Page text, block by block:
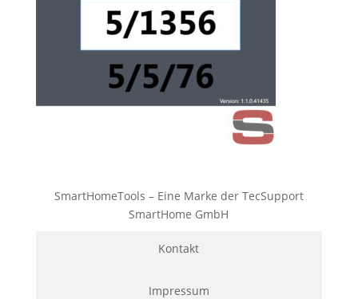
SmartHomeTools – Eine Marke der TecSupport
SmartHome GmbH
Kontakt
Impressum